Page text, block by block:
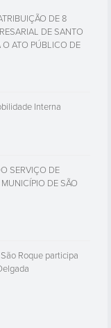
DE 8
DE SANTO
ATO PÚBLICO DE
Interna
SERVIÇO DE
DE SÃO
Roque participa